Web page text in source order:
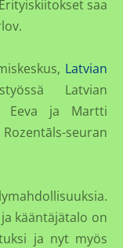
saa
Latvian
Latvian
Eeva ja Martti
seuran
kääntäjätalo on
ja nyt myös